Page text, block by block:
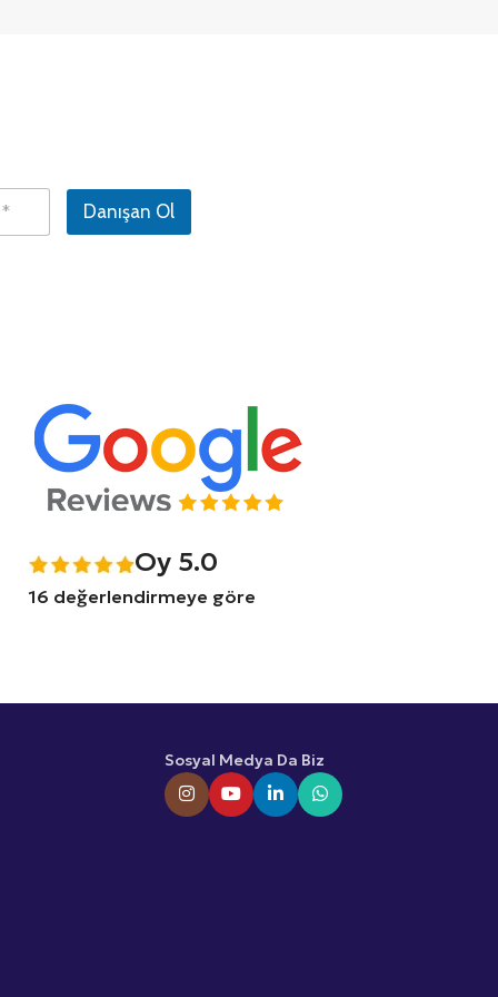
Danışan Ol
Oy 5.0
16 değerlendirmeye göre
Sosyal Medya Da Biz